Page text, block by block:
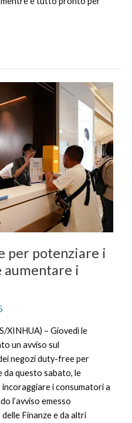
per potenziare i
i
XINHUA) – Giovedì le
un avviso sul
negozi duty-free per
da questo sabato, le
i consumatori a
l’avviso emesso
Finanze e da altri